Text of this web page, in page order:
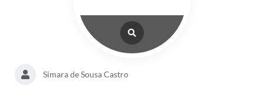
Simara de Sousa Castro